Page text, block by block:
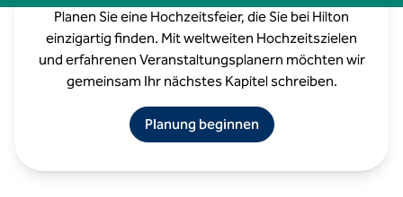
Waldorf Astoria Los Cabos Pedregal
Planen Sie eine Hochzeitsfeier, die Sie bei Hilton
einzigartig finden. Mit weltweiten Hochzeitszielen
und erfahrenen Veranstaltungsplanern möchten wir
gemeinsam Ihr nächstes Kapitel schreiben.
Planung beginnen